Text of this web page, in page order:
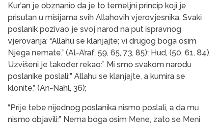
Kur'an je obznanio da je to temeljni princip koji je
prisutan u misijama svih Allahovih vjerovjesnika. Svaki
poslanik pozivao je svoj narod na put ispravnog
vjerovanja: “Allahu se klanjajte; vi drugog boga osim
Njega nemate.” (Al-A’raf, 59, 65, 73, 85); Hud, (50, 61, 84).
Uzvišeni je također rekao:” Mi smo svakom narodu
poslanike poslali:” Allahu se klanjajte, a kumira se
klonite.” (An-Nahl, 36);
“Prije tebe nijednog poslanika nismo poslali, a da mu
nismo objavili:” Nema boga osim Mene, zato se Meni